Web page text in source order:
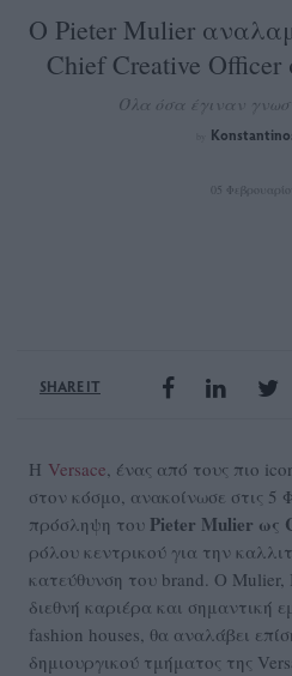
O Pieter Mulier
Chief Creative Officer
Όλα όσα έγιναν
05
SHARE IT
Η Versace, ένας από τους πιο
στον κόσμο, ανακοίνωσε στις 5
πρόσληψη του Pieter Mulier ως
ρόλου κεντρικού για την
κατεύθυνση του brand. Ο Mulier,
διεθνή καριέρα και σημαντική
fashion houses, θα αναλάβει
δημιουργικού τμήματος της